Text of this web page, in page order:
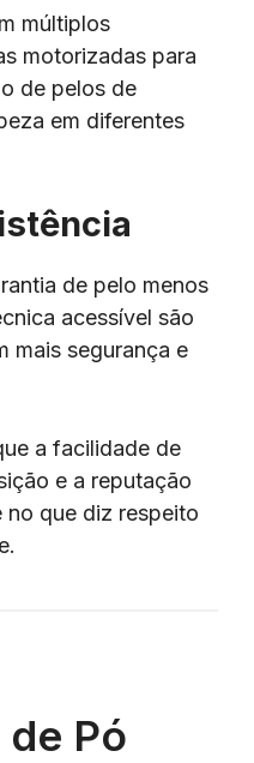
múltiplos
motorizadas para
de pelos de
em diferentes
de pelo menos
acessível são
mais segurança e
a facilidade de
e a reputação
no que diz respeito
Pó